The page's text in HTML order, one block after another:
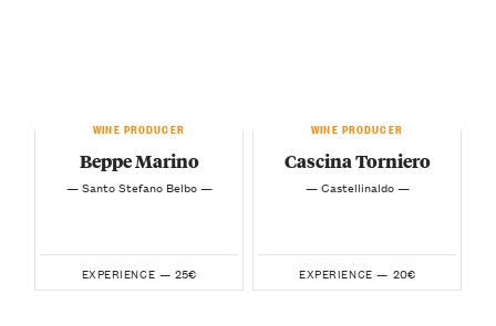
WINE PRODUCER
Beppe Marino
— Santo Stefano Belbo —
EXPERIENCE — 25€
WINE PRODUCER
Cascina Torniero
— Castellinaldo —
EXPERIENCE — 20€